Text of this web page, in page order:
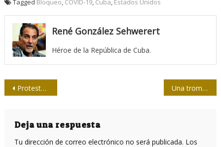
Tagged Bloqueo, COVID-19, Cuba, Estados Unidos
René González Sehwerert
Héroe de la República de Cuba.
Navegación
entradas
Protestas en Cuba Una trompetilla para la flotilla
Deja una respuesta
Tu dirección de correo electrónico no será publicada. Los